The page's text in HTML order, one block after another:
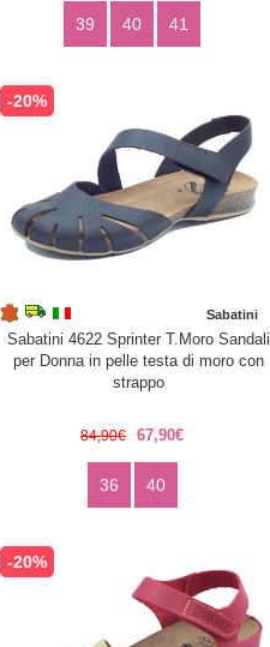
39 40 41
-20%
Sabatini
Sabatini 4622 Sprinter T.Moro Sandali
per Donna in pelle testa di moro con
strappo
84,90€ 67,90€
36 40
-20%